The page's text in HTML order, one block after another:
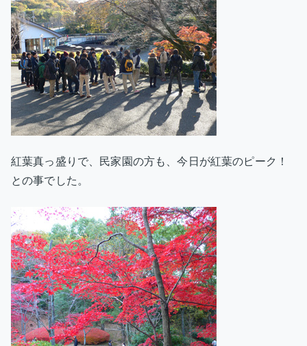
学
会
報
告
へ
の
紅葉真っ盛りで、民家園の方も、今日が紅葉のピーク！
との事でした。